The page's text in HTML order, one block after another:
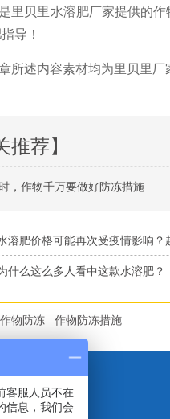
里贝里水溶肥厂家提供的
导！
所述内容素材均为里贝里厂
推荐】
，作物千万要做好防冻措施
溶肥价格可能再次受疫情影响？
什么这么多人看中这款水溶肥？
作物防冻 作物防冻措施
客服人员不在
信息，我们会